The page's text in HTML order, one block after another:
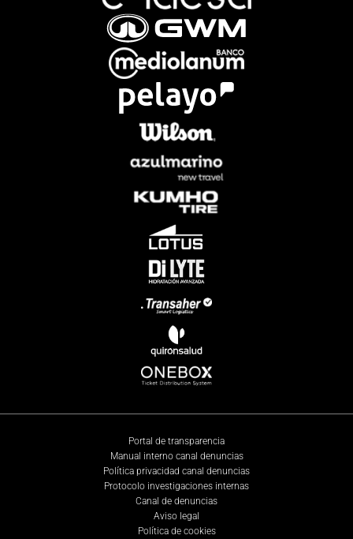
Portal de transparencia
Manual interno canal denuncias
Política privacidad canal denuncias
Protocolo investigaciones internas
Canal de denuncias
Aviso legal
Política de cookies